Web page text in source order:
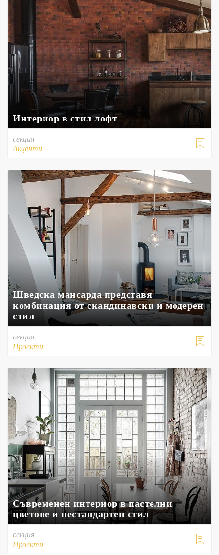
Интериор в стил лофт

секция
Акценти
Шведска мансарда представя
комбинация от скандинавски и модерен
стил

секция
Проекти
Съвременен интериор в пастелни
цветове и нестандартен стил

секция
Проекти